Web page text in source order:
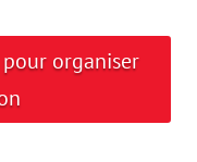
organiser